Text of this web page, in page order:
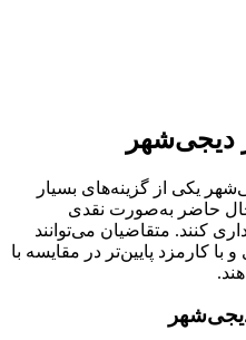
دیجی‌شهر
یکی از گزینه‌های بسیار
حاضر به‌صورت نقدی
کنند. متقاضیان می‌توانند
با کارمزد پایین‌تر در مقایسه با